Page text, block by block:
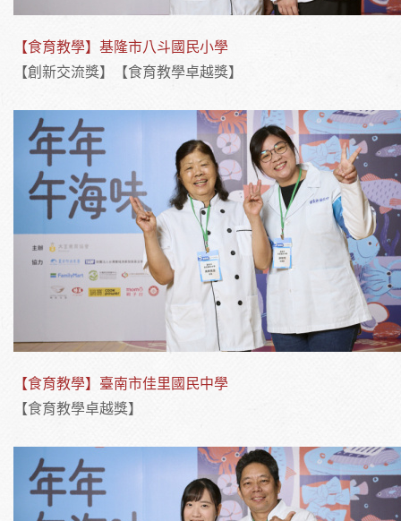
【食育教學】基隆市八斗國民小學
【創新交流獎】【食育教學卓越獎】
【食育教學】臺南市佳里國民中學
【食育教學卓越獎】